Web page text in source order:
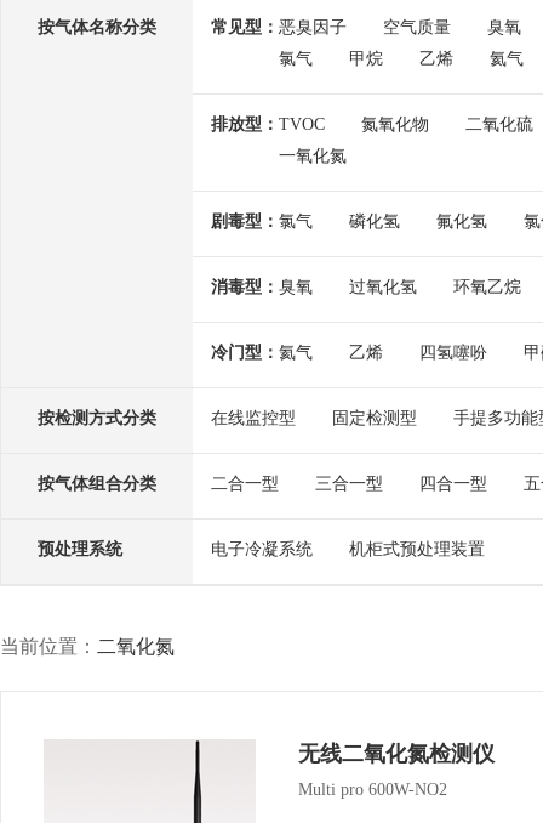
按气体名称分类 常见型： 恶臭因子 空气质量
臭氧
氯气
甲烷 乙烯 氦气
排放型： TVOC 氮氧化物
二氧化硫
一氧化氮
剧毒型： 氯气 磷化氢 氟化氢
消毒型： 臭氧 过氧化氢 环氧乙烷
冷门型： 氦气 乙烯 四氢噻吩
按检测方式分类 在线监控型 固定检测型 手提多功能
按气体组合分类 二合一型 三合一型 四合一型
预处理系统 电子冷凝系统 机柜式预处理装置
当前位置： 二氧化氮
无线二氧化氮检测仪
Multi pro 600W-NO2